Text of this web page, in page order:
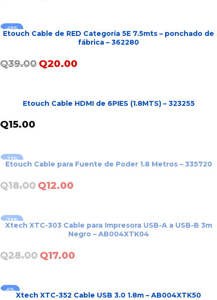
-49%
Etouch Cable de RED Categoría 5E 7.5mts – ponchado de
fábrica – 362280
Q39.00 Q20.00
Etouch Cable HDMI de 6PIES (1.8MTS) – 323255
Q15.00
-33%
Etouch Cable para Fuente de Poder 1.8 Metros – 335720
Q18.00 Q12.00
-39%
Xtech XTC-303 Cable para Impresora USB-A a USB-B 3m
Negro – AB004XTK04
Q28.00 Q17.00
-6%
Xtech XTC-352 Cable USB 3.0 1.8m – AB004XTK50